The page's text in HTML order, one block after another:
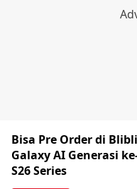
Bisa Pre Order di
Galaxy AI Generasi
S26 Series